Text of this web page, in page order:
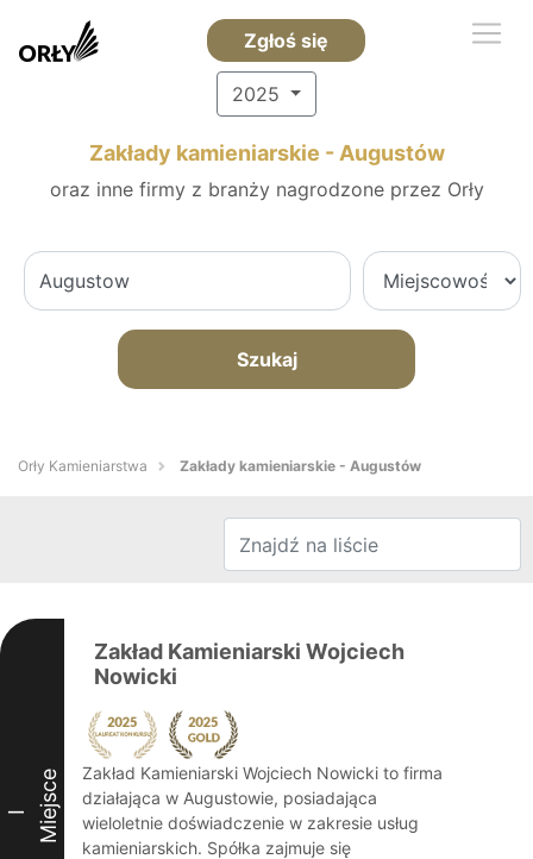
Zgłoś się
2025
Zakłady kamieniarskie - Augustów
oraz inne firmy z branży nagrodzone przez Orły
Szukaj
Orły Kamieniarstwa Zakłady kamieniarskie - Augustów
I Miejsce
Zakład Kamieniarski Wojciech
Nowicki
Zakład Kamieniarski Wojciech Nowicki to firma
działająca w Augustowie, posiadająca
wieloletnie doświadczenie w zakresie usług
kamieniarskich. Spółka zajmuje się